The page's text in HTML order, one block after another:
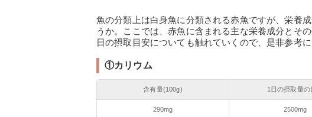
魚の分類上は白身魚に分類される赤魚ですが、栄養
うか。ここでは、赤魚に含まれる主な栄養成分とそ
日の摂取目安についても触れていくので、是非参考に
①カリウム
含有量(100g) 1日の摂取量の
290mg 2500mg